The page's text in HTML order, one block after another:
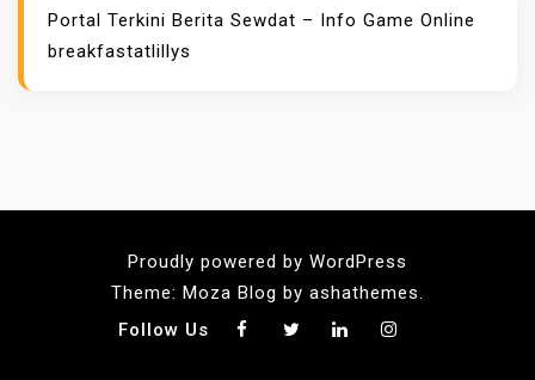
Portal Terkini Berita Sewdat – Info Game Online
breakfastatlillys
Proudly powered by WordPress
Theme: Moza Blog by ashathemes.
Follow Us